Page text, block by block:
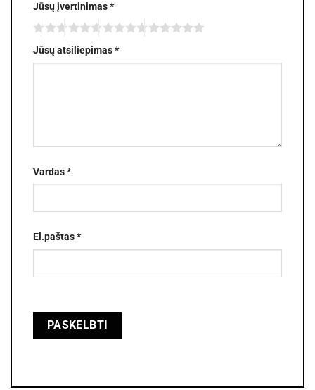
Jūsų įvertinimas*
Jūsų atsiliepimas*
Vardas*
El.paštas*